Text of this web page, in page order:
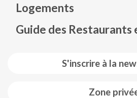
S'inscrire à la
Zone
Logements
Guide des Restaurants